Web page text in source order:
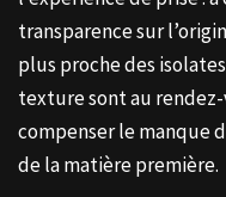
transparence sur
plus proche des
texture sont au rendez-
compenser le manque
de la matière première.